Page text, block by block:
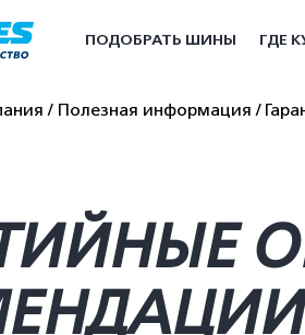
ПОДОБРАТЬ ШИНЫ ГДЕ
Полезная информация